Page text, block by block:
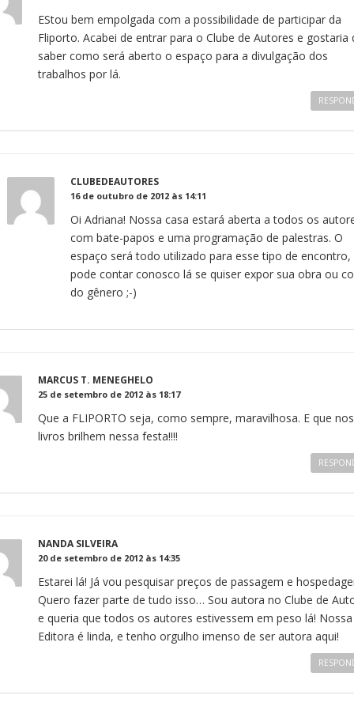
EStou bem empolgada com a possibilidade de participar da
Fliporto. Acabei de entrar para o Clube de Autores e gostaria
saber como será aberto o espaço para a divulgação dos
trabalhos por lá.
CLUBEDEAUTORES
16 de outubro de 2012 às 14:11
Oi Adriana! Nossa casa estará aberta a todos os
com bate-papos e uma programação de palestras. O
espaço será todo utilizado para esse tipo de encontro,
pode contar conosco lá se quiser expor sua obra ou
do gênero ;-)
MARCUS T. MENEGHELO
25 de setembro de 2012 às 18:17
Que a FLIPORTO seja, como sempre, maravilhosa. E que
livros brilhem nessa festa!!!!
NANDA SILVEIRA
20 de setembro de 2012 às 14:35
Estarei lá! Já vou pesquisar preços de passagem e
Quero fazer parte de tudo isso… Sou autora no Clube de
e queria que todos os autores estivessem em peso lá! Nossa
Editora é linda, e tenho orgulho imenso de ser autora aqui!